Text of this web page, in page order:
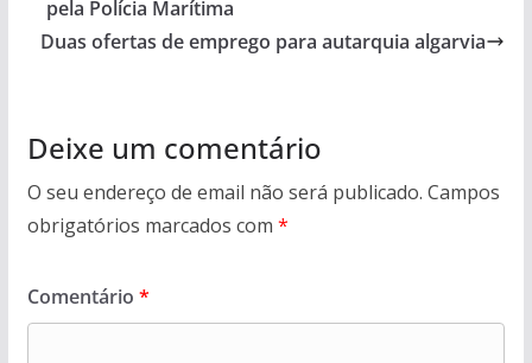
pela Polícia Marítima
Duas ofertas de emprego para autarquia algarvia
Deixe um comentário
O seu endereço de email não será publicado. Campos
obrigatórios marcados com *
Comentário *